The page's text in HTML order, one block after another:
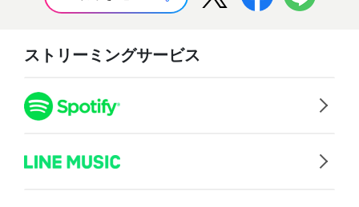
ストリーミングサービス